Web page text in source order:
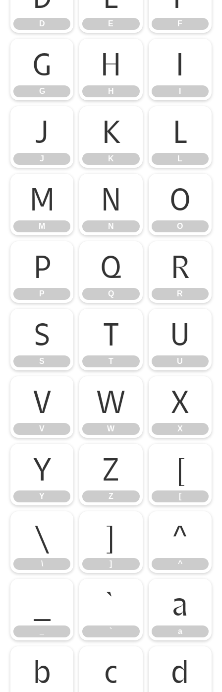
D E F
G
G
H
H
I
J
J
K
K
L
L
M
M
N
N
O
O
P
P
Q
Q
R
R
S
S
T
T
U
U
V
V
W
W
X
X
Y
Y
Z
Z
[
[
\
\
]
]
^
^
`
`
a
a
b c d